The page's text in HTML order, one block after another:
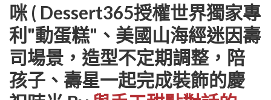
咪 ( Dessert365授權世界獨家專
利"動蛋糕"、美國山海經迷因壽
司場景，造型不定期調整，陪
孩子、壽星一起完成裝飾的慶